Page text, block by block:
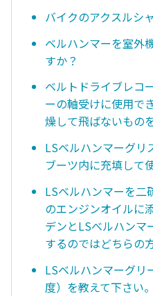
バイクのアクスルシ
ベルハンマーを室外
すか？
ベルトドライブレコ
ーの軸受けに使用で
燥して飛ばないもの
LSベルハンマーグリ
ブーツ内に充填して
LSベルハンマーを二
のエンジンオイルに
デンとLSべルハンマ
するのではどちらの
LSベルハンマーグリ
度）を教えて下さい。